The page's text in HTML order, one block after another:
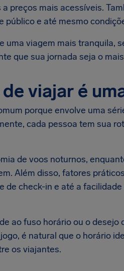
preços mais acessíveis.
e até mesmo
uma viagem mais tranquila,
que sua jornada seja o
viajar é
porque envolve uma
cada pessoa tem sua
de voos noturnos,
Além disso, fatores
de check-in e até a
ao fuso horário ou o
é natural que o horário
os viajantes.